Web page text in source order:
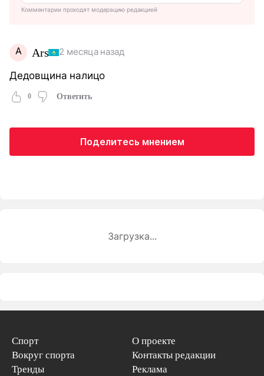
Комментарии проходят модерацию редакцией
A Ars 2 месяца назад
Дедовщина налицо
0 Ответить
Поделитесь мнением
Загрузка...
Спорт
Вокруг спорта
Тренды
О проекте
Контакты редакции
Реклама